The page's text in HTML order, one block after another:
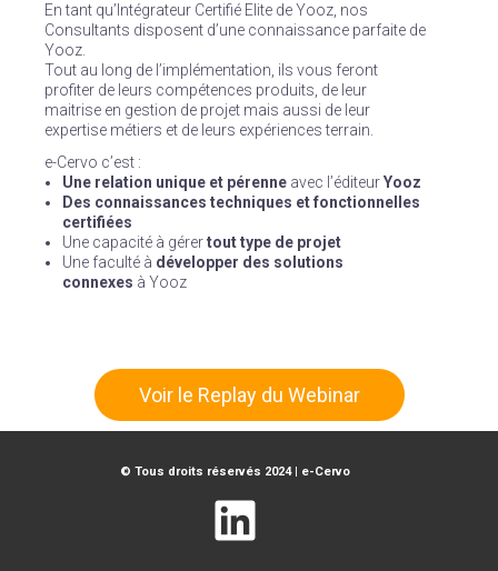
En tant qu’Intégrateur Certifié Elite de Yooz, nos
Consultants disposent d’une connaissance parfaite de
Yooz.
Tout au long de l’implémentation, ils vous feront
profiter de leurs compétences produits, de leur
maitrise en gestion de projet mais aussi de leur
expertise métiers et de leurs expériences terrain.
e-Cervo c’est :
Une relation unique et pérenne avec l’éditeurYooz
Des connaissances techniques et fonctionnelles
certifiées
Une capacité à gérertout type de projet
Une faculté à développer des solutions
connexes à Yooz
Voir le Replay du Webinar
© Tous droits réservés 2024 | e-Cervo